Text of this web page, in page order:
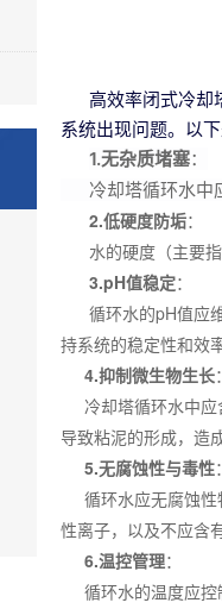
高效率闭式冷却
系统出现问题。以
1.无杂质堵塞：
冷却塔循环水中
2.低硬度防垢：
水的硬度（主要指
3.pH值稳定：
循环水的pH值应维
持系统的稳定性和效率
4.抑制微生物生长：
冷却塔循环水中应
导致粘泥的形成，造
5.无腐蚀性与毒性：
循环水应无腐蚀性
性离子，以及不应含
6.温控管理：
循环水的温度应控